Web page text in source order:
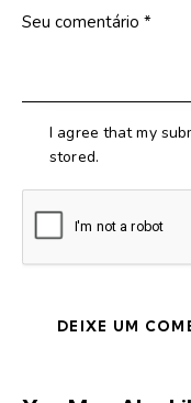
I agree that my
stored.